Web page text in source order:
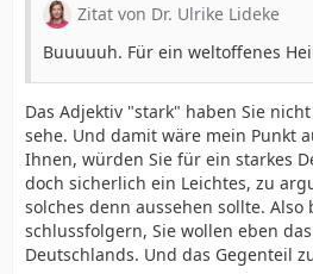
Zitat von Dr. Ulrike Lideke
Buuuuuh. Für ein weltoffenes
Das Adjektiv "stark" haben Sie
sehe. Und damit wäre mein Punkt
Ihnen, würden Sie für ein starkes
doch sicherlich ein Leichtes, zu
solches denn aussehen sollte.
schlussfolgern, Sie wollen eben
Deutschlands. Und das Gegenteil